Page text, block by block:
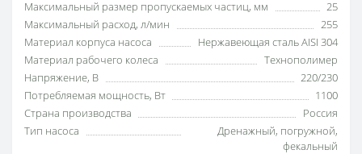
Максимальный размер пропускаемых частиц, мм
25
Максимальный расход, л/мин
255
Материал корпуса насоса
Нержавеющая сталь AISI 304
Материал рабочего колеса
Технополимер
Напряжение, В
220/230
Потребляемая мощность, Вт
1100
Страна производства
Россия
Тип насоса
Дренажный, погружной,
фекальный